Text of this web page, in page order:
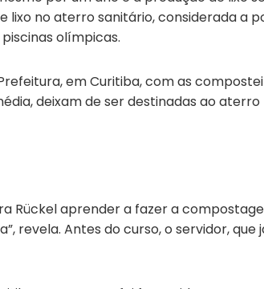
lixo no aterro sanitário, considerada a
piscinas olímpicas.
em Curitiba, com as
deixam de ser destinadas ao
aprender a fazer a
Antes do curso, o servidor,